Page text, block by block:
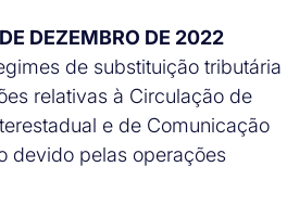
DEZEMBRO DE 2022
de substituição tributária
relativas à Circulação de
e de Comunicação
devido pelas operações